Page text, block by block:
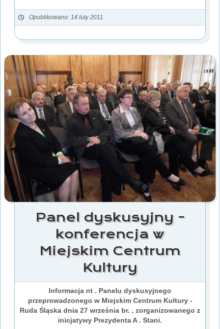
Opublikowano: 14 luty 2011
Panel dyskusyjny -
konferencja w
Miejskim Centrum
Kultury
Informacja nt . Panelu dyskusyjnego
przeprowadzonego w Miejskim Centrum Kultury -
Ruda Śląska dnia 27 września br. , zorganizowanego z
inicjatywy Prezydenta A . Stani.